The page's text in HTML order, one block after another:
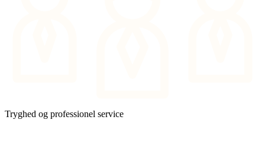
Tryghed og professionel service